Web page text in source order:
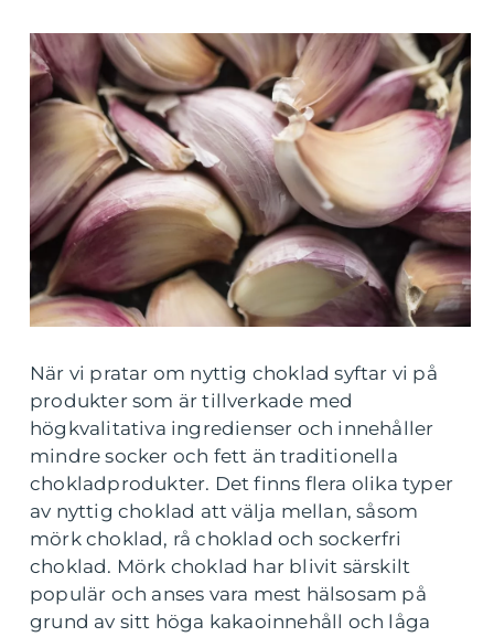
När vi pratar om nyttig choklad syftar vi på
produkter som är tillverkade med
högkvalitativa ingredienser och innehåller
mindre socker och fett än traditionella
chokladprodukter. Det finns flera olika typer
av nyttig choklad att välja mellan, såsom
mörk choklad, rå choklad och sockerfri
choklad. Mörk choklad har blivit särskilt
populär och anses vara mest hälsosam på
grund av sitt höga kakaoinnehåll och låga